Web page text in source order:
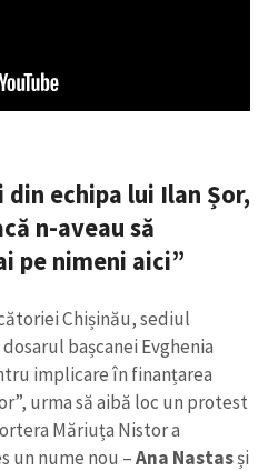
din echipa lui Ilan Șor,
n-aveau să
pe nimeni aici”
Chișinău, sediul
bașcanei Evghenia
implicare în finanțarea
urma să aibă loc un protest
Măriuța Nistor a
un nume nou –Ana Nastasși